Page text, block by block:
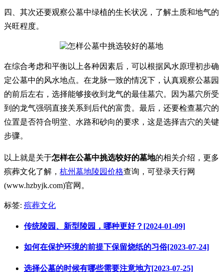
四、其次还要观察公墓中绿植的生长状况，了解土质和地气的
兴旺程度。
在综合考虑和平衡以上各种因素后，可以根据风水原理初步确
定公墓中的风水地点。在龙脉一致的情况下，认真观察公墓园
的前后左右，选择能够接收到龙气的最佳墓穴。因为墓穴所受
到的龙气强弱直接关系到后代的富贵。最后，还要检查墓穴的
位置是否符合明堂、水路和砂向的要求，这是选择吉穴的关键
步骤。
以上就是关于怎样在公墓中挑选较好的墓地的相关介绍，更多
殡葬文化了解， 杭州墓地陵园价格查询，可登录天行网
(www.hzbyjk.com)官网。
标签: 殡葬文化
传统陵园、新型陵园，哪种更好？[2024-01-09]
如何在保护环境的前提下保留烧纸的习俗[2023-07-24]
选择公墓的时候有哪些需要注意地方[2023-07-25]